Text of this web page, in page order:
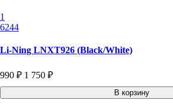
1
6244
Li-Ning LNXT926 (Black/White)
990 ₽ 1 750 ₽
В корзину